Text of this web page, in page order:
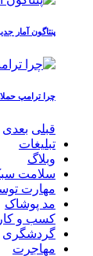
پنتاگون آمار
چرا ترامپ
قبلی بعدی
تبلیغات
وبلاگ
سلامت
مهارت
مد پوشاک
کسب و کار
گردشگری
مهاجرت